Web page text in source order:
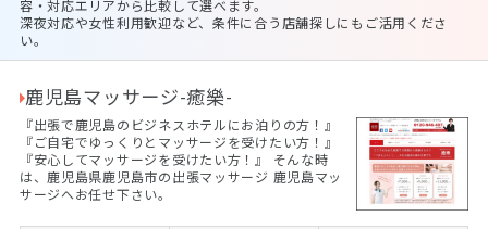
容・対応エリアから比較して選べます。
深夜対応や女性利用歓迎など、条件に合う店舗探しにもご活用くださ
い。
鹿児島マッサージ-癒樂-
『出張で鹿児島のビジネスホテルにお泊りの方！』
『ご自宅でゆっくりとマッサージを受けたい方！』
『安心してマッサージを受けたい方！』 そんな時
は、鹿児島県鹿児島市の出張マッサージ 鹿児島マッ
サージへお任せ下さい。